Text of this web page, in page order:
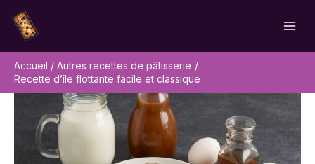
contenu
Accueil
Autres recettes de pâtisserie
Recette d’île flottante facile et classique
Rechercher